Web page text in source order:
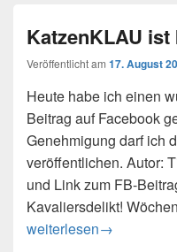
KatzenKLAU
Veröffentlicht am 17. August
Heute habe ich einen
Beitrag auf Facebook
Genehmigung darf ich
veröffentlichen. Autor:
und Link zum FB-
Kavaliersdelikt!
KatzenKLAU ist kein
weiterlesen→